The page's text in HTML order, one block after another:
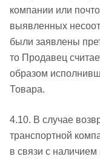
компании или
выявленных
были заявлены
то Продавец
образом
Товара.
4.10. В случае
транспортной
в связи с наличием